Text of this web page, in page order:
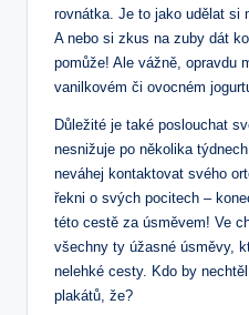
rovnátka. Je to jako udělat si
A nebo si zkus na zuby dát
pomůže! Ale vážně, opravdu
vanilkovém či ovocném
Důležité je také poslouchat
nesnižuje po několika
neváhej kontaktovat svého
řekni o svých pocitech –
této cestě za úsměvem! Ve
všechny ty úžasné úsměvy,
nelehké cesty. Kdo by
plakátů, že?